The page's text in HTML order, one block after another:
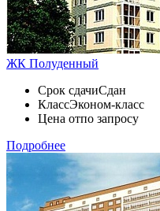
ЖК Полуденный
Срок сдачиСдан
КлассЭконом-класс
Цена отпо запросу
Подробнее